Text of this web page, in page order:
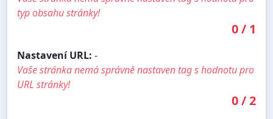
typ obsahu stránky!
0/ 1
Nastavení URL: -
Vaše stránka nemá správně nastaven tag s hodnotu pro
URL stránky!
0/2